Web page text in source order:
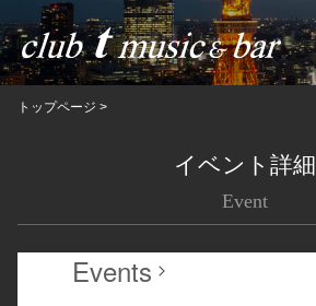
トップページ >
イベント詳細
Event
Events